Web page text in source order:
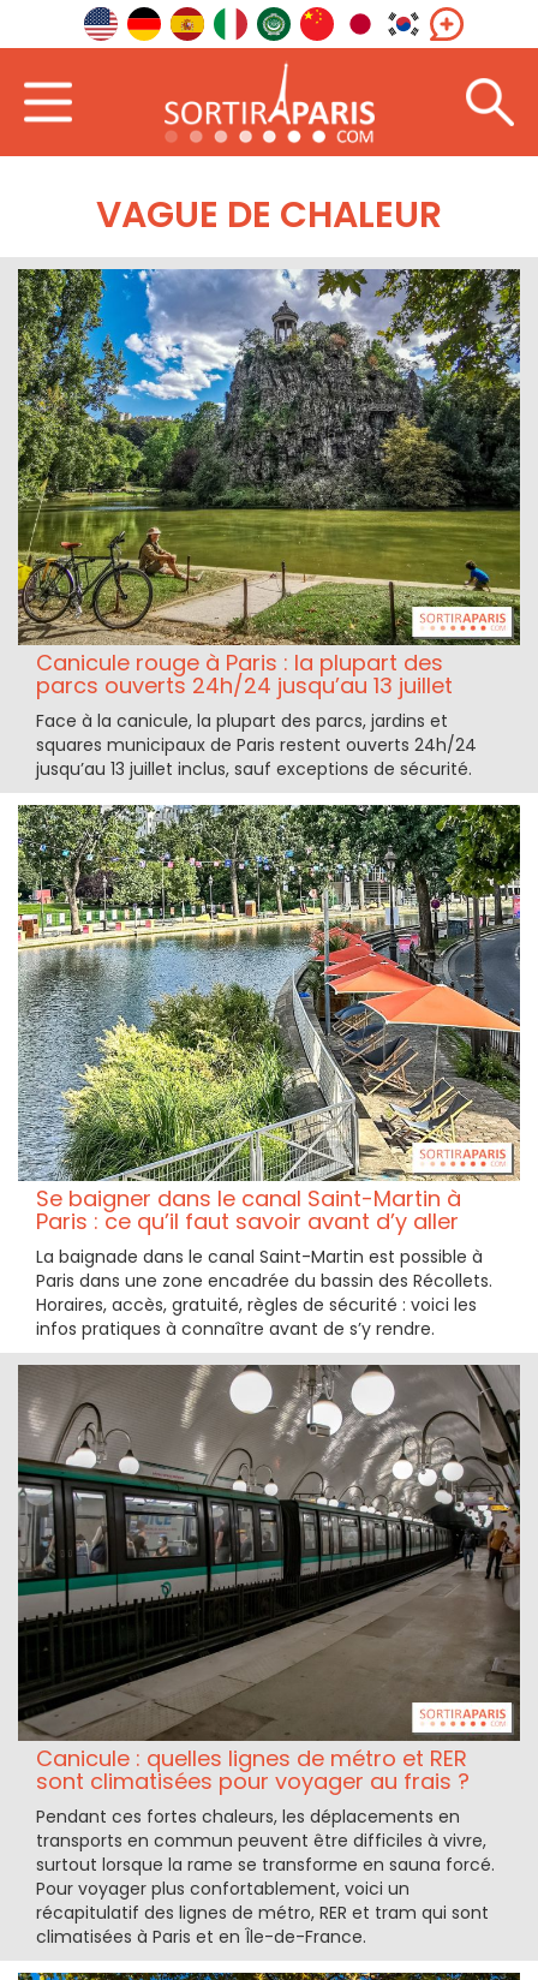
VAGUE DE CHALEUR
Canicule rouge à Paris : la plupart des
parcs ouverts 24h/24 jusqu’au 13 juillet
Face à la canicule, la plupart des parcs, jardins et
squares municipaux de Paris restent ouverts 24h/24
jusqu’au 13 juillet inclus, sauf exceptions de sécurité.
Se baigner dans le canal Saint-Martin à
Paris : ce qu’il faut savoir avant d’y aller
La baignade dans le canal Saint-Martin est possible à
Paris dans une zone encadrée du bassin des Récollets.
Horaires, accès, gratuité, règles de sécurité : voici les
infos pratiques à connaître avant de s’y rendre.
Canicule : quelles lignes de métro et RER
sont climatisées pour voyager au frais ?
Pendant ces fortes chaleurs, les déplacements en
transports en commun peuvent être difficiles à vivre,
surtout lorsque la rame se transforme en sauna forcé.
Pour voyager plus confortablement, voici un
récapitulatif des lignes de métro, RER et tram qui sont
climatisées à Paris et en Île-de-France.